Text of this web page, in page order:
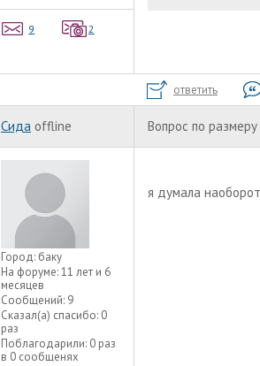
9 2
ответить
Сида offline Вопрос по
Город: баку
На форуме:11 лет и 6
месяцев
Сообщений: 9
Сказал(а) спасибо: 0
раз
Поблагодарили: 0 раз
в 0 сообщенях
я думала